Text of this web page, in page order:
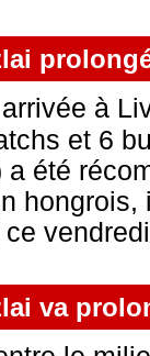
à
et 6
été
va